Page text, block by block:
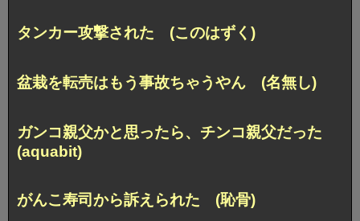
タンカー攻撃された (このはずく)
盆栽を転売はもう事故ちゃうやん (名無し)
ガンコ親父かと思ったら、チンコ親父だった
(aquabit)
がんこ寿司から訴えられた (恥骨)